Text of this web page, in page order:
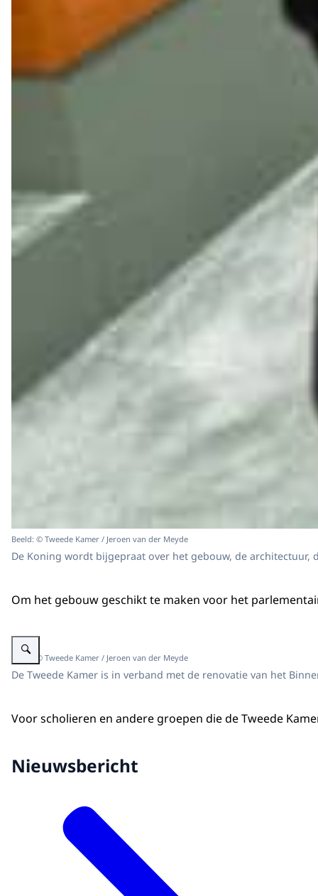
Beeld: © Tweede Kamer / Jeroen van der Meyde
De Koning wordt bijgepraat over het gebouw, de
Om het gebouw geschikt te maken voor het
Vergroot afbeelding Koning Willem-Alexander tijdens een werkbezoek
Beeld: © Tweede Kamer / Jeroen van der Meyde
De Tweede Kamer is in verband met de renovatie van het
Voor scholieren en andere groepen die de Tweede
Nieuwsbericht